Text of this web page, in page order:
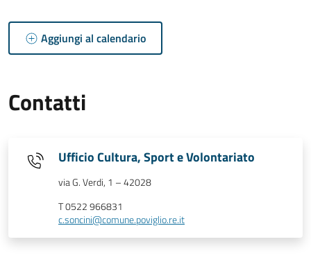
Aggiungi al calendario
Contatti
Ufficio Cultura, Sport e Volontariato
via G. Verdi, 1 – 42028
T 0522 966831
c.soncini@comune.poviglio.re.it